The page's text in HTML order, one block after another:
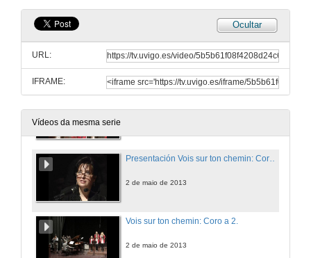
Ocultar
URL:
IFRAME:
Vídeos da mesma serie
Presentación "Chiu chiu": coro a 2 voces en forma de eco
2 de maio de 2013
"Chiu chiu": coro a 2 voces en forma de eco.
Presentación Vois sur ton chemin: Coro a 2
2 de maio de 2013
Vois sur ton chemin: Coro a 2.
2 de maio de 2013